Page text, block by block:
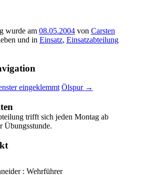
wurde am 08.05.2004von Carsten
und in Einsatz, Einsatzabteilung
eingeklemmt Ölspur →
trifft sich jeden Montag ab
Übungsstunde.